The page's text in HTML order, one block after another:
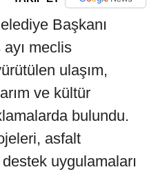
Başkanı
meclis
ulaşım,
ve kültür
bulundu.
asfalt
uygulamaları